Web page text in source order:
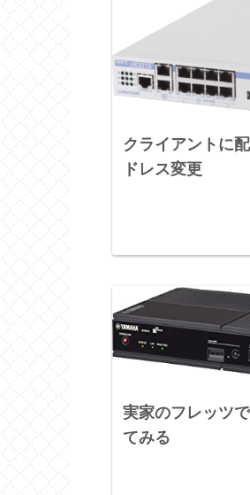
クライアントに
ドレス変更
実家のフレッツ
てみる